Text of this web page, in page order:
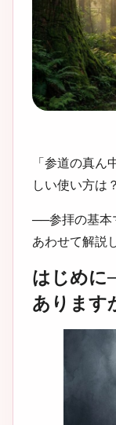
「参道の真
しい使い方は
──参拝の基本
あわせて解説
はじめに
あります